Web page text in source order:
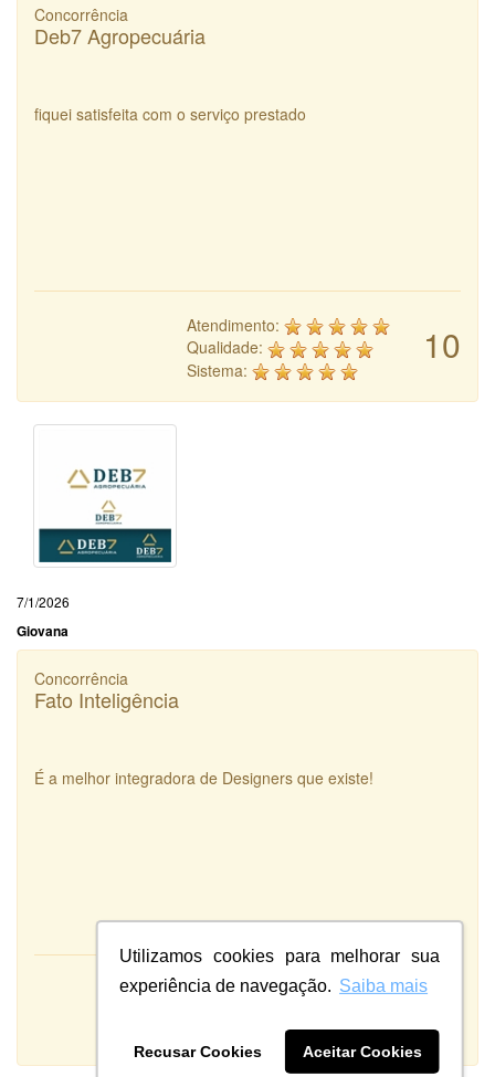
Utilizamos cookies para melhorar sua
experiência de navegação. Saiba mais
Recusar Cookies Aceitar Cookies
Concorrência
Deb7 Agropecuária
fiquei satisfeita com o serviço prestado
10
Atendimento:
Qualidade:
Sistema:
7/1/2026
Giovana
Concorrência
Fato Inteligência
É a melhor integradora de Designers que existe!
10
Atendimento: